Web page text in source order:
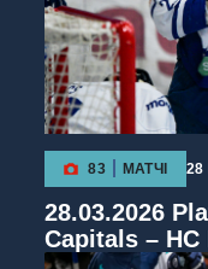
83 МАТЧІ 28
28.03.2026
Capitals – HC